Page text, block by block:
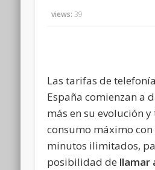
views: 39
Las tarifas de
España comienzan a
más en su evolución
consumo máximo
minutos ilimitados,
posibilidad de llamar